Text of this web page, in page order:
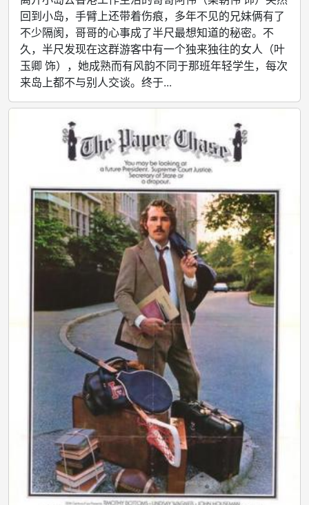
回到小岛，手臂上还带着伤痕，多年不见的兄妹俩有了
不少隔阂，哥哥的心事成了半尺最想知道的秘密。不
久，半尺发现在这群游客中有一个独来独往的女人（叶
玉卿 饰），她成熟而有风韵不同于那班年轻学生，每次
来岛上都不与别人交谈。终于...